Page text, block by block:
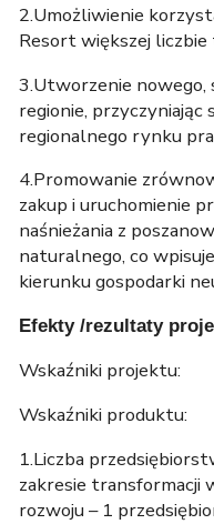
2.Umożliwienie
Resort większej
3.Utworzenie nowego,
regionie,
regionalnego rynku
4.Promowanie
zakup i uruchomienie
naśnieżania z
naturalnego, co
kierunku gospodarki
Efekty /rezultaty
Wskaźniki projektu:
Wskaźniki produktu:
1.Liczba
zakresie transformacji
rozwoju – 1